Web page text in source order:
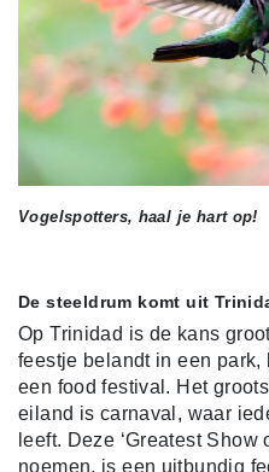
Vogelspotters, haal je hart op!
De steeldrum komt uit
Op Trinidad is de kans
feestje belandt in een
een food festival. Het
eiland is carnaval, waar
leeft. Deze ‘Greatest Show
noemen, is een uitbundig